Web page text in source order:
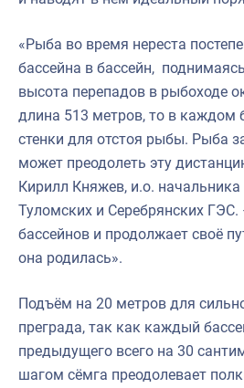
«Рыба во время нереста
бассейна в бассейн,
высота перепадов в рыбоходе
длина 513 метров, то в каждом
стенки для отстоя рыбы. Рыба
может преодолеть эту
Кирилл Княжев, и.о.
Туломских и Серебрянских
бассейнов и продолжает своё
она родилась».
Подъём на 20 метров для
преграда, так как каждый
предыдущего всего на 30
шагом сёмга преодолевает